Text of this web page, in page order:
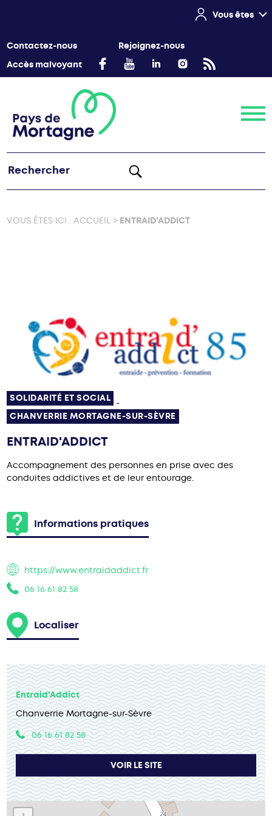
Vous êtes
Contactez-nous
Rejoignez-nous
Accès malvoyant
Menu
VOUS ÊTES ICI :ACCUEIL > ENTRAID’ADDICT
SOLIDARITÉ ET SOCIAL -
CHANVERRIE MORTAGNE-SUR-SÈVRE
ENTRAID'ADDICT
Accompagnement des personnes en prise avec des
conduites addictives et de leur entourage.
Informations pratiques
https://www.entraidaddict.fr
06 16 61 82 58
Localiser
Entraid'Addict
Chanverrie Mortagne-sur-Sèvre
06 16 61 82 58
VOIR LE SITE